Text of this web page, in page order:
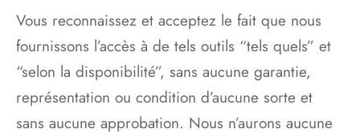
Vous reconnaissez et acceptez le fait que nous
fournissons l’accès à de tels outils “tels quels” et
“selon la disponibilité”, sans aucune garantie,
représentation ou condition d’aucune sorte et
sans aucune approbation. Nous n’aurons aucune